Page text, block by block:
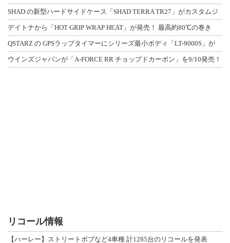
SHAD の新型ハードサイドケース「SHAD TERRA TR27」がカスタムジ
デイトナから「HOT GRIP WRAP HEAT」が発売！ 最高約80℃の巻き
QSTARZ の GPSラップタイマーにシリーズ最小ボディ「LT-9000S」が
ウインズジャパンが「A-FORCE RR チョップドカーボン」を9/10発売！
リコール情報
【ハーレー】ストリートボブなど4車種 計1285台のリコールを発表